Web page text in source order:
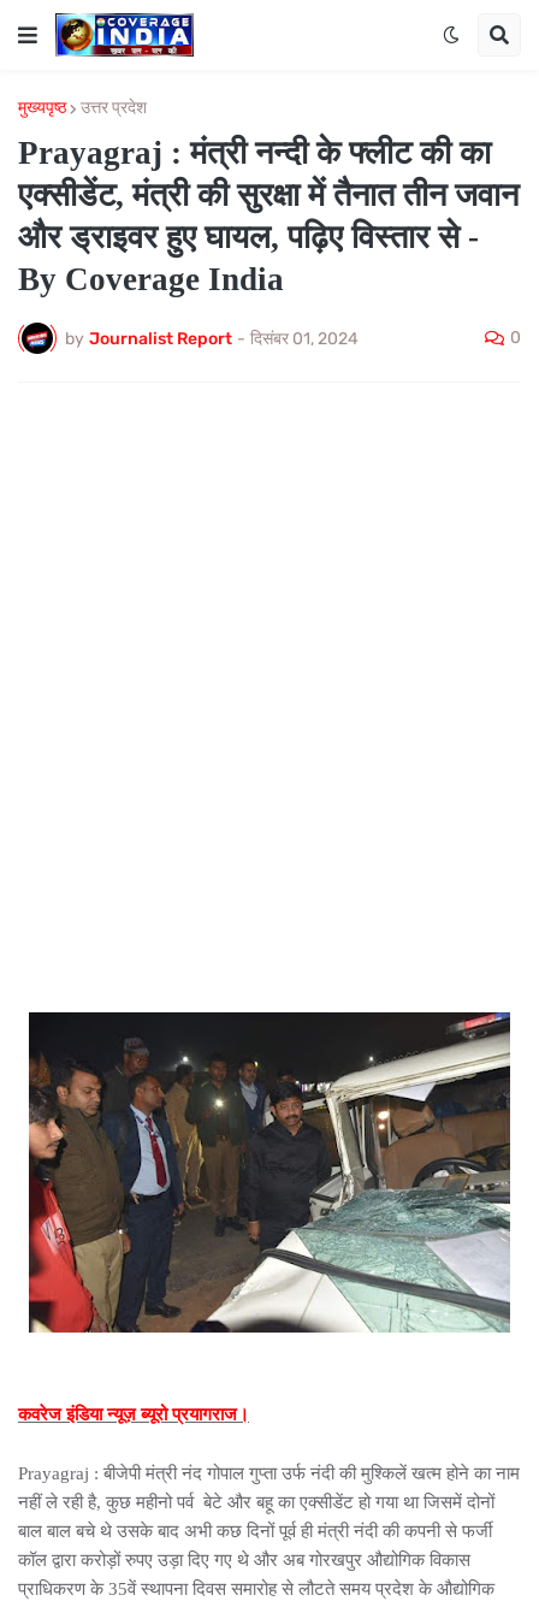
मुख्यपृष्ठ उत्तर प्रदेश
Prayagraj : मंत्री नन्दी के फ्लीट की का
एक्सीडेंट, मंत्री की सुरक्षा में तैनात तीन जवान
और ड्राइवर हुए घायल, पढ़िए विस्तार से -
By Coverage India
by Journalist Report - दिसंबर 01, 2024 0
कवरेज इंडिया न्यूज़ ब्यूरो प्रयागराज।
Prayagraj : बीजेपी मंत्री नंद गोपाल गुप्ता उर्फ नंदी की मुश्किलें खत्म होने का नाम
नहीं ले रही है, कुछ महीनो पर्व बेटे और बहू का एक्सीडेंट हो गया था जिसमें दोनों
बाल बाल बचे थे उसके बाद अभी कछ दिनों पूर्व ही मंत्री नंदी की कपनी से फर्जी
कॉल द्वारा करोड़ों रुपए उड़ा दिए गए थे और अब गोरखपुर औद्योगिक विकास
प्राधिकरण के 35वें स्थापना दिवस समारोह से लौटते समय प्रदेश के औद्योगिक